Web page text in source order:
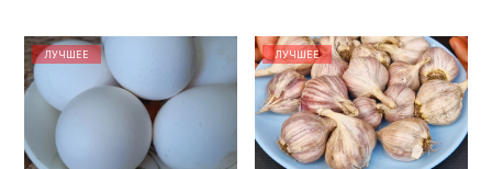
ЛУЧШЕЕ ЛУЧШЕЕ